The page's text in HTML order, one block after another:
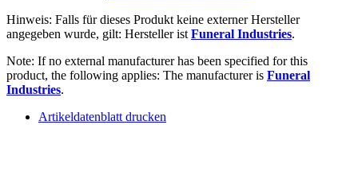
Hinweis: Falls für dieses Produkt keine externer Hersteller
angegeben wurde, gilt: Hersteller ist Funeral Industries.
Note: If no external manufacturer has been specified for this
product, the following applies: The manufacturer is Funeral
Industries.
Artikeldatenblatt drucken